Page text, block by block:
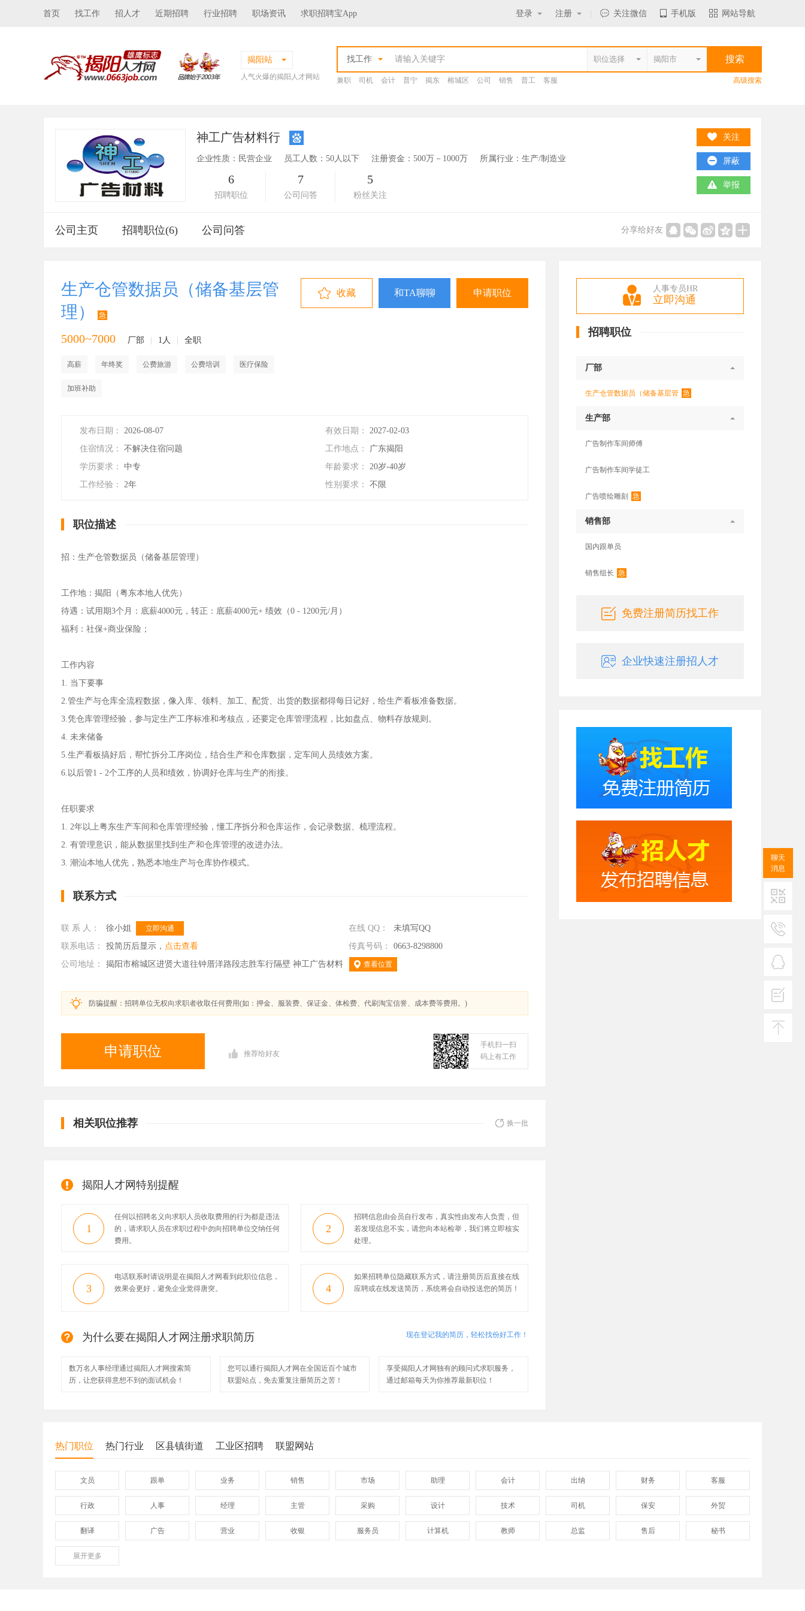
首页 找工作 招人才 近期招聘 行业招聘 职场资讯 求职招聘宝App 登录 注册 关注微信 手机版 网站导航
揭阳站
人气火爆的揭阳人才网站
找工作
兼职 司机 会计 普宁 揭东 榕城区 公司 销售 普工 客服 高级搜索
神工广告材料行
企业性质：民营企业 员工人数：50人以下 注册资金：500万－1000万 所属行业：生产/制造业
6
招聘职位
7
公司问答
5
粉丝关注
关注
屏蔽
举报
公司主页 招聘职位(6) 公司问答 分享给好友
生产仓管数据员（储备基层管
理）
急
5000~7000 厂部 1人 全职
高薪 年终奖 公费旅游 公费培训 医疗保险
加班补助
收藏 和TA聊聊 申请职位
发布日期： 2026-08-07 有效日期：
2027-02-03
住宿情况：
不解决住宿问题 工作地点：
广东揭阳
学历要求：
中专 年龄要求：
20岁-40岁
工作经验：
2年 性别要求： 不限
职位描述
招：生产仓管数据员（储备基层管理）
工作地：揭阳（粤东本地人优先）
待遇：试用期3个月：底薪4000元，转正：底薪4000元+ 绩效（0 - 1200元/月）
福利：社保+商业保险；
工作内容
1. 当下要事
2.管生产与仓库全流程数据，像入库、领料、加工、配货、出货的数据都得每日记好，给生产看板准备数据。
3.凭仓库管理经验，参与定生产工序标准和考核点，还要定仓库管理流程，比如盘点、物料存放规则。
4. 未来储备
5.生产看板搞好后，帮忙拆分工序岗位，结合生产和仓库数据，定车间人员绩效方案。
6.以后管1 - 2个工序的人员和绩效，协调好仓库与生产的衔接。
任职要求
1. 2年以上粤东生产车间和仓库管理经验，懂工序拆分和仓库运作，会记录数据、梳理流程。
2. 有管理意识，能从数据里找到生产和仓库管理的改进办法。
3. 潮汕本地人优先，熟悉本地生产与仓库协作模式。
联系方式
联 系 人： 徐小姐 立即沟通 在线 QQ：
未填写QQ
联系电话：
投简历后显示， 点击查看 传真号码：
0663-8298800
公司地址：
揭阳市榕城区进贤大道往钟厝洋路段志胜车行隔壁 神工广告材料 查看位置
防骗提醒：招聘单位无权向求职者收取任何费用(如：押金、服装费、保证金、体检费、代刷淘宝信誉、成本费等费用。)
申请职位 推荐给好友
手机扫一扫
码上有工作
相关职位推荐 换一批
揭阳人才网特别提醒
1
任何以招聘名义向求职人员收取费用的行为都是违法
的，请求职人员在求职过程中勿向招聘单位交纳任何
费用。
2
招聘信息由会员自行发布，真实性由发布人负责，但
若发现信息不实，请您向本站检举，我们将立即核实
处理。
3
电话联系时请说明是在揭阳人才网看到此职位信息，
效果会更好，避免企业觉得唐突。
4
如果招聘单位隐藏联系方式，请注册简历后直接在线
应聘或在线发送简历，系统将会自动投送您的简历！
为什么要在揭阳人才网注册求职简历 现在登记我的简历，轻松找份好工作！
数万名人事经理通过揭阳人才网搜索简
历，让您获得意想不到的面试机会！
您可以通行揭阳人才网在全国近百个城市
联盟站点，免去重复注册简历之苦！
享受揭阳人才网独有的顾问式求职服务，
通过邮箱每天为你推荐最新职位！
人事专员HR
立即沟通
招聘职位
厂部
生产仓管数据员（储备基层管 急
生产部
广告制作车间师傅
广告制作车间学徒工
广告喷绘雕刻 急
销售部
国内跟单员
销售组长 急
免费注册简历找工作
企业快速注册招人才
热门职位 热门行业 区县镇街道 工业区招聘 联盟网站
文员 跟单 业务 销售 市场 助理 会计 出纳 财务 客服
行政 人事 经理 主管 采购 设计 技术 司机 保安 外贸
翻译 广告 营业 收银 服务员 计算机 教师 总监 售后 秘书
保险
展开更多
聊天
消息
二维码
热线
客服
建议